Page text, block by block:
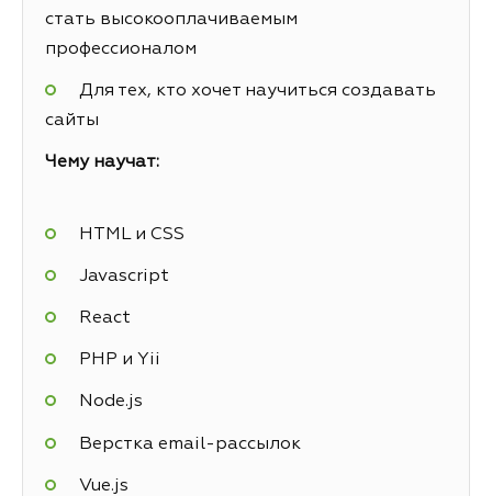
стать высокооплачиваемым
профессионалом
Для тех, кто хочет научиться создавать
сайты
Чему научат:
HTML и CSS
Javascript
React
PHP и Yii
Node.js
Верстка email-рассылок
Vue.js